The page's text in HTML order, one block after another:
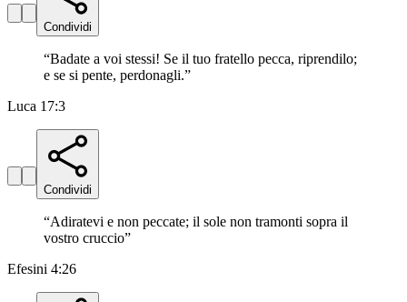
Condividi
“Badate a voi stessi! Se il tuo fratello pecca, riprendilo;
e se si pente, perdonagli.”
Luca 17:3
Condividi
“Adiratevi e non peccate; il sole non tramonti sopra il
vostro cruccio”
Efesini 4:26